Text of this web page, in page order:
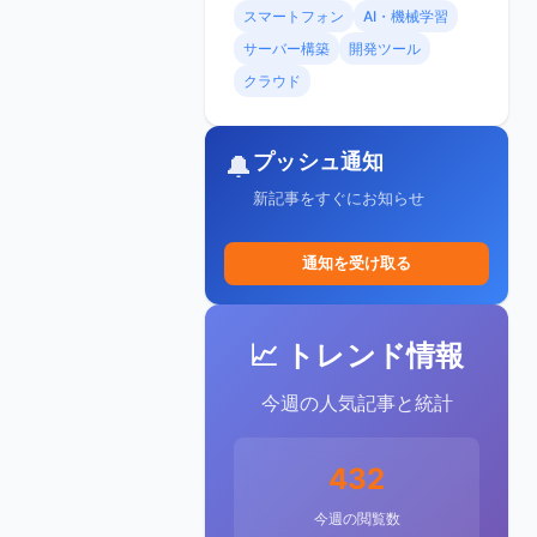
スマートフォン
AI・機械学習
サーバー構築
開発ツール
クラウド
🔔プッシュ通知
新記事をすぐにお知らせ
通知を受け取る
📈 トレンド情報
今週の人気記事と統計
432
今週の閲覧数